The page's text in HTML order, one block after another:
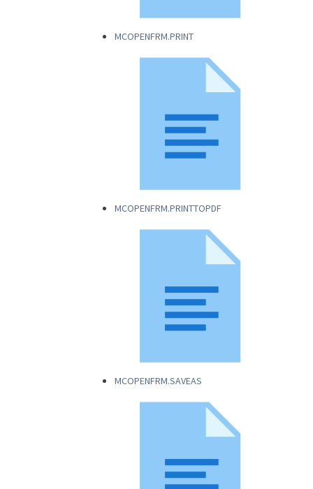
MCOPENFRM.PRINT
MCOPENFRM.PRINTTOPDF
MCOPENFRM.SAVEAS